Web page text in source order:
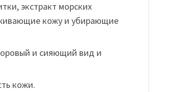
экстракт морских
кожу и убирающие
и сияющий вид и
кожи.